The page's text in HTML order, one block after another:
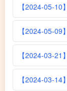
【2024-05-10
【2024-05-09
【2024-03-21
【2024-03-14